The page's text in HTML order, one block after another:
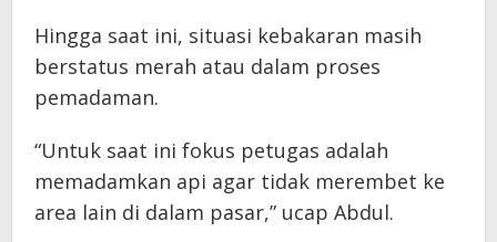
Hingga saat ini, situasi kebakaran masih
berstatus merah atau dalam proses
pemadaman.
“Untuk saat ini fokus petugas adalah
memadamkan api agar tidak merembet ke
area lain di dalam pasar,” ucap Abdul.